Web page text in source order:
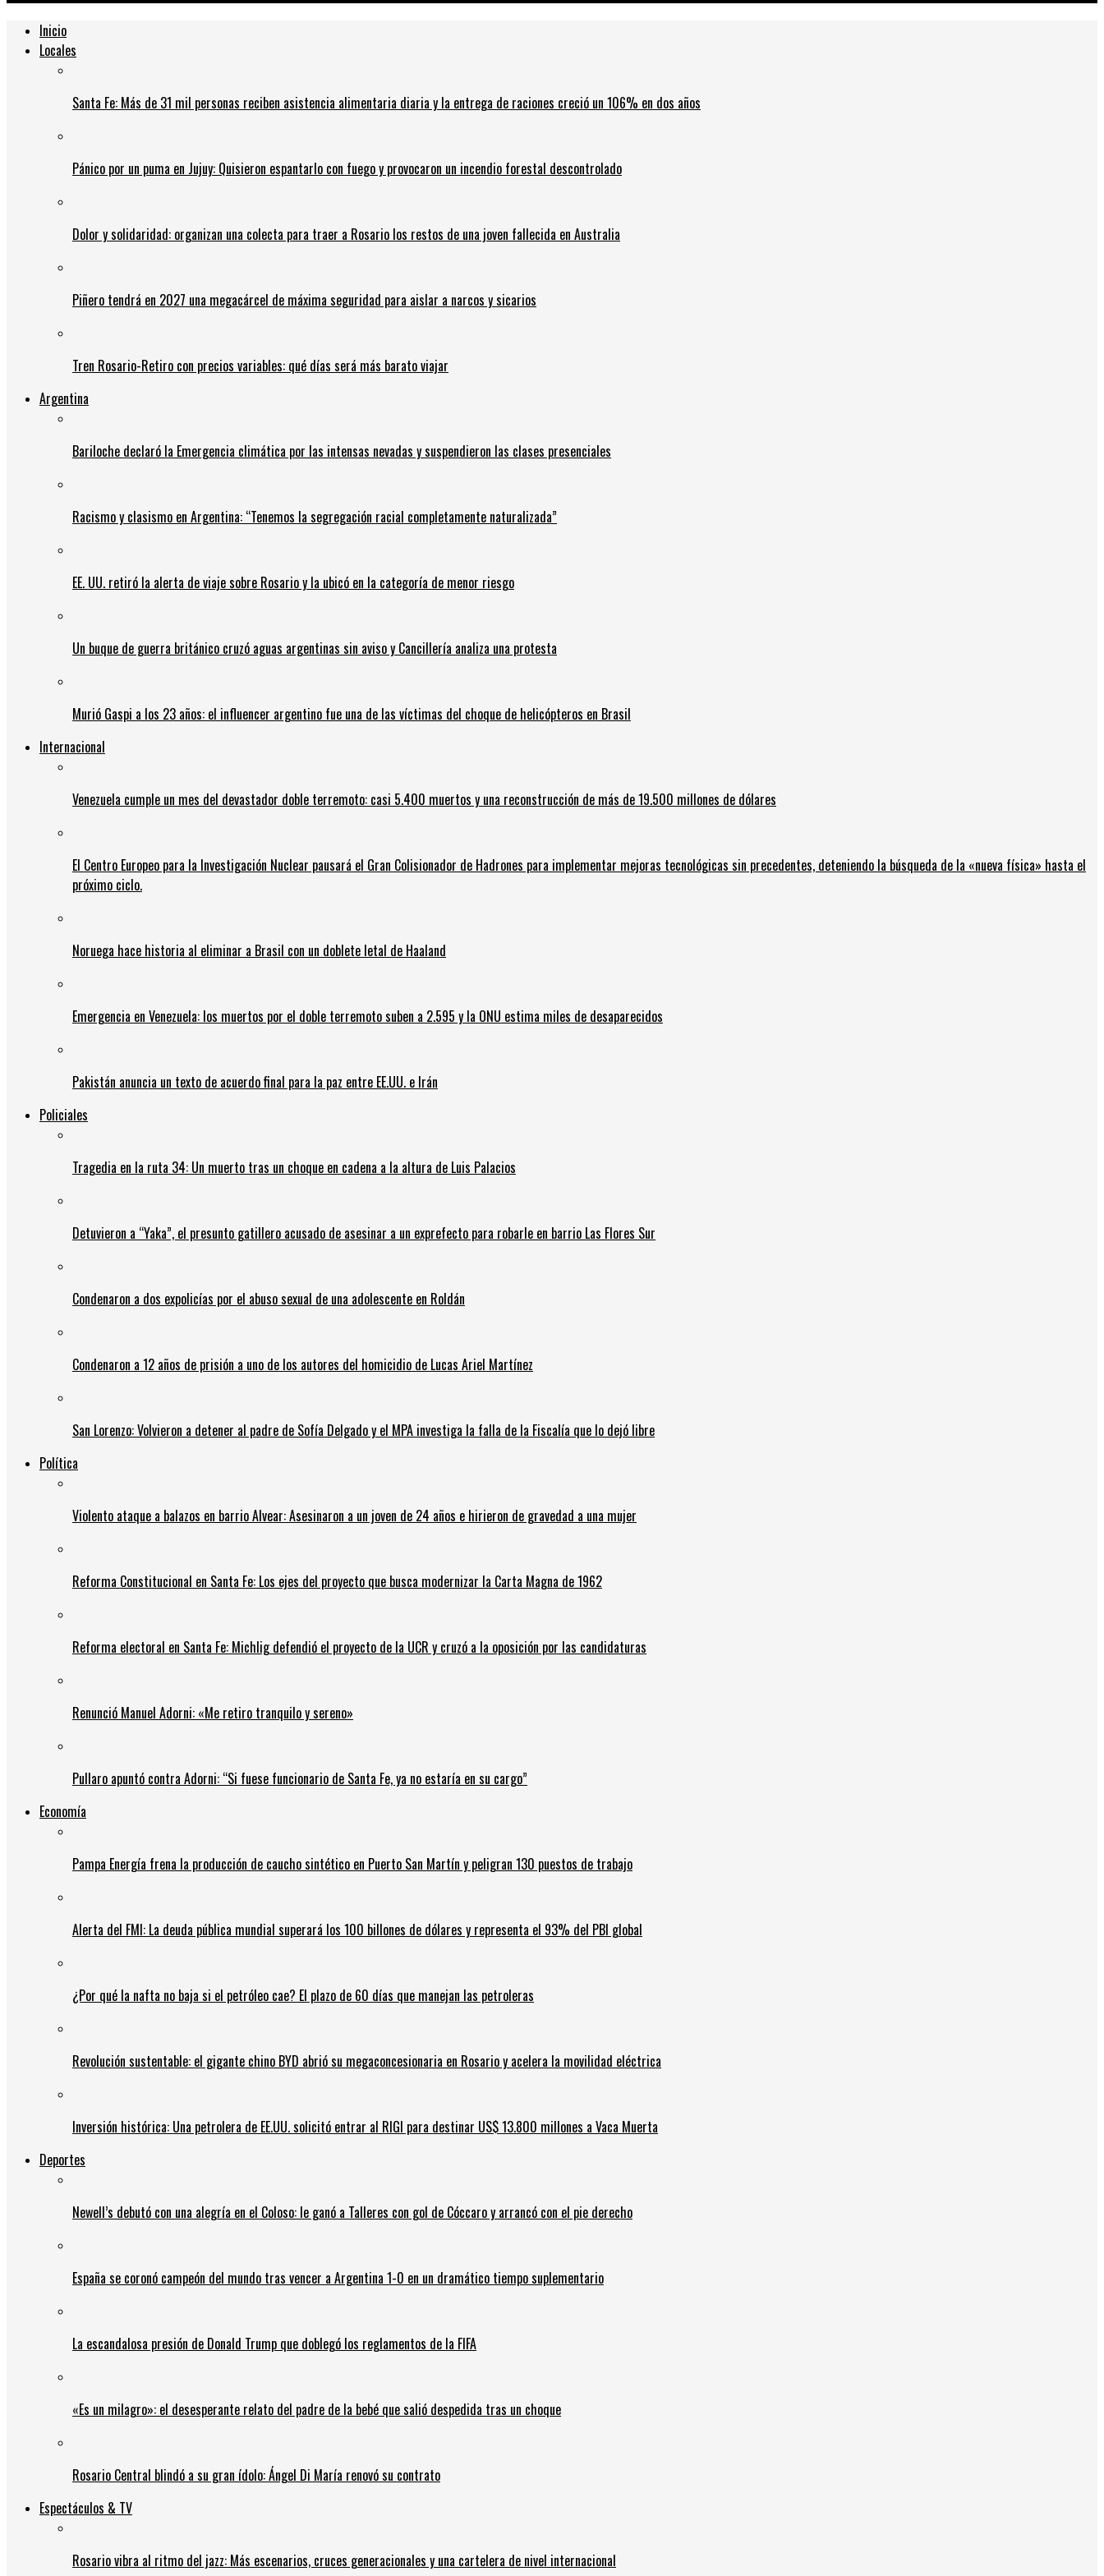
Inicio
Locales
Santa Fe: Más de 31 mil personas reciben asistencia alimentaria diaria y la entrega de raciones creció un 106% en dos años
Pánico por un puma en Jujuy: Quisieron espantarlo con fuego y provocaron un incendio forestal descontrolado
Dolor y solidaridad: organizan una colecta para traer a Rosario los restos de una joven fallecida en Australia
Piñero tendrá en 2027 una megacárcel de máxima seguridad para aislar a narcos y sicarios
Tren Rosario-Retiro con precios variables: qué días será más barato viajar
Argentina
Bariloche declaró la Emergencia climática por las intensas nevadas y suspendieron las clases presenciales
Racismo y clasismo en Argentina: “Tenemos la segregación racial completamente naturalizada”
EE. UU. retiró la alerta de viaje sobre Rosario y la ubicó en la categoría de menor riesgo
Un buque de guerra británico cruzó aguas argentinas sin aviso y Cancillería analiza una protesta
Murió Gaspi a los 23 años: el influencer argentino fue una de las víctimas del choque de helicópteros en Brasil
Internacional
Venezuela cumple un mes del devastador doble terremoto: casi 5.400 muertos y una reconstrucción de más de 19.500 millones de dólares
El Centro Europeo para la Investigación Nuclear pausará el Gran Colisionador de Hadrones para implementar mejoras tecnológicas sin precedentes, deteniendo la búsqueda de la «nueva física» hasta el
próximo ciclo.
Noruega hace historia al eliminar a Brasil con un doblete letal de Haaland
Emergencia en Venezuela: los muertos por el doble terremoto suben a 2.595 y la ONU estima miles de desaparecidos
Pakistán anuncia un texto de acuerdo final para la paz entre EE.UU. e Irán
Policiales
Tragedia en la ruta 34: Un muerto tras un choque en cadena a la altura de Luis Palacios
Detuvieron a “Yaka”, el presunto gatillero acusado de asesinar a un exprefecto para robarle en barrio Las Flores Sur
Condenaron a dos expolicías por el abuso sexual de una adolescente en Roldán
Condenaron a 12 años de prisión a uno de los autores del homicidio de Lucas Ariel Martínez
San Lorenzo: Volvieron a detener al padre de Sofía Delgado y el MPA investiga la falla de la Fiscalía que lo dejó libre
Política
Violento ataque a balazos en barrio Alvear: Asesinaron a un joven de 24 años e hirieron de gravedad a una mujer
Reforma Constitucional en Santa Fe: Los ejes del proyecto que busca modernizar la Carta Magna de 1962
Reforma electoral en Santa Fe: Michlig defendió el proyecto de la UCR y cruzó a la oposición por las candidaturas
Renunció Manuel Adorni: «Me retiro tranquilo y sereno»
Pullaro apuntó contra Adorni: “Si fuese funcionario de Santa Fe, ya no estaría en su cargo”
Economía
Pampa Energía frena la producción de caucho sintético en Puerto San Martín y peligran 130 puestos de trabajo
Alerta del FMI: La deuda pública mundial superará los 100 billones de dólares y representa el 93% del PBI global
¿Por qué la nafta no baja si el petróleo cae? El plazo de 60 días que manejan las petroleras
Revolución sustentable: el gigante chino BYD abrió su megaconcesionaria en Rosario y acelera la movilidad eléctrica
Inversión histórica: Una petrolera de EE.UU. solicitó entrar al RIGI para destinar US$ 13.800 millones a Vaca Muerta
Deportes
Newell’s debutó con una alegría en el Coloso: le ganó a Talleres con gol de Cóccaro y arrancó con el pie derecho
España se coronó campeón del mundo tras vencer a Argentina 1-0 en un dramático tiempo suplementario
La escandalosa presión de Donald Trump que doblegó los reglamentos de la FIFA
«Es un milagro»: el desesperante relato del padre de la bebé que salió despedida tras un choque
Rosario Central blindó a su gran ídolo: Ángel Di María renovó su contrato
Espectáculos & TV
Rosario vibra al ritmo del jazz: Más escenarios, cruces generacionales y una cartelera de nivel internacional